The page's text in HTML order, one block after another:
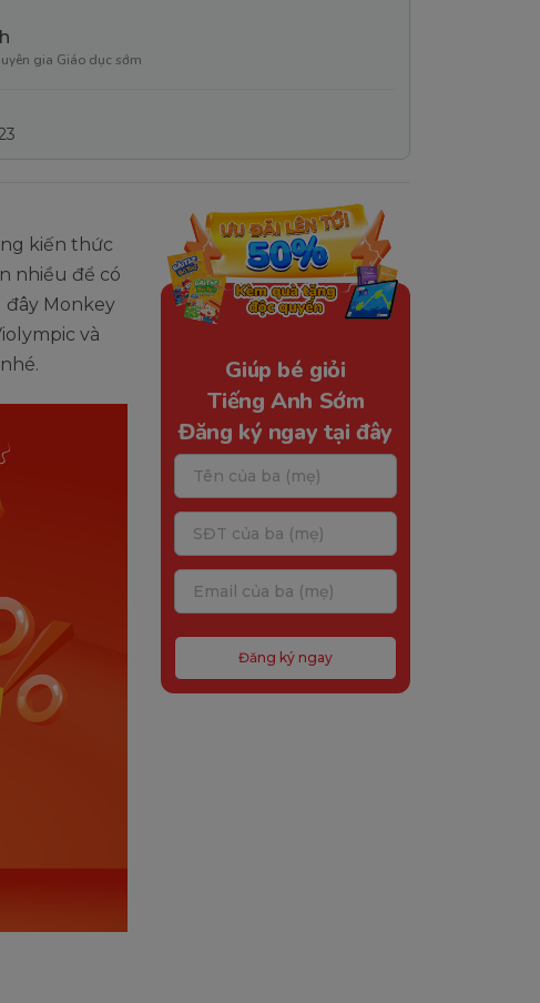
gia Giáo dục sớm
kiến thức
nhiều để có
đây Monkey
và
Giúp bé giỏi
Tiếng Anh Sớm
Đăng ký ngay tại đây
Đăng ký ngay